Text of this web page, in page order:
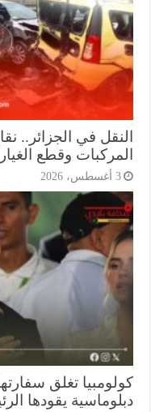
في الجزائر..
وقطع الغيار
تغلق سفارتها
يقودها الرئيس